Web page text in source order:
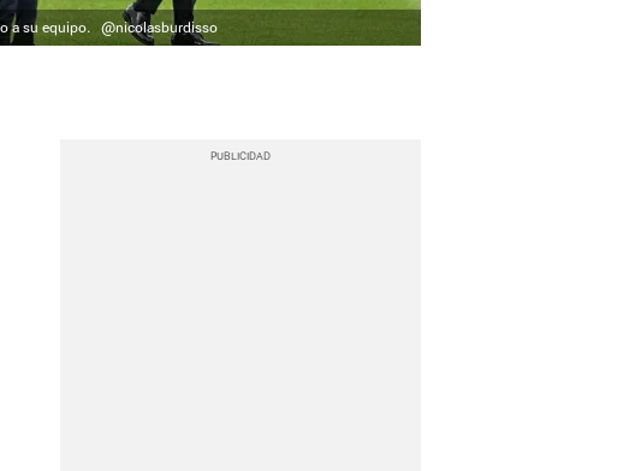
a su equipo. @nicolasburdisso